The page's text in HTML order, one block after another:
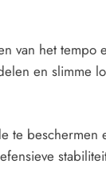
van het tempo
en slimme
te beschermen